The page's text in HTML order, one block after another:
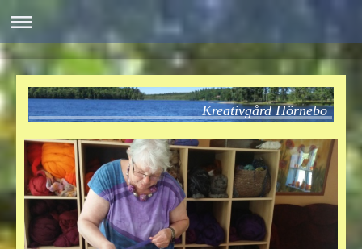
Kreativgård Hörnebo